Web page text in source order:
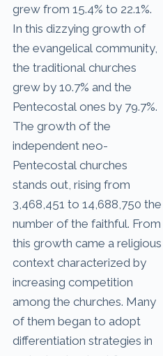
grew from 15.4% to 22.1%.
In this dizzying growth of
the evangelical community,
the traditional churches
grew by 10.7% and the
Pentecostal ones by 79.7%.
The growth of the
independent neo-
Pentecostal churches
stands out, rising from
3,468,451 to 14,688,750 the
number of the faithful. From
this growth came a religious
context characterized by
increasing competition
among the churches. Many
of them began to adopt
differentiation strategies in